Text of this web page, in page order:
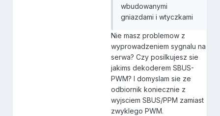
wbudowanymi
gniazdami i wtyczkami
Nie masz problemow z
wyprowadzeniem sygnalu na
serwa? Czy posilkujesz sie
jakims dekoderem SBUS-
PWM? I domyslam sie ze
odbiornik koniecznie z
wyjsciem SBUS/PPM zamiast
zwyklego PWM.